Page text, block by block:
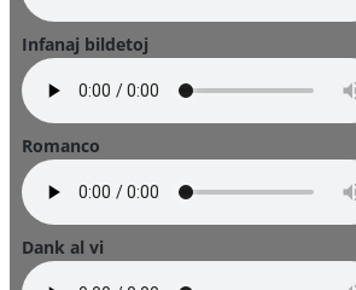
Infanaj bildetoj
Romanco
Dank al vi